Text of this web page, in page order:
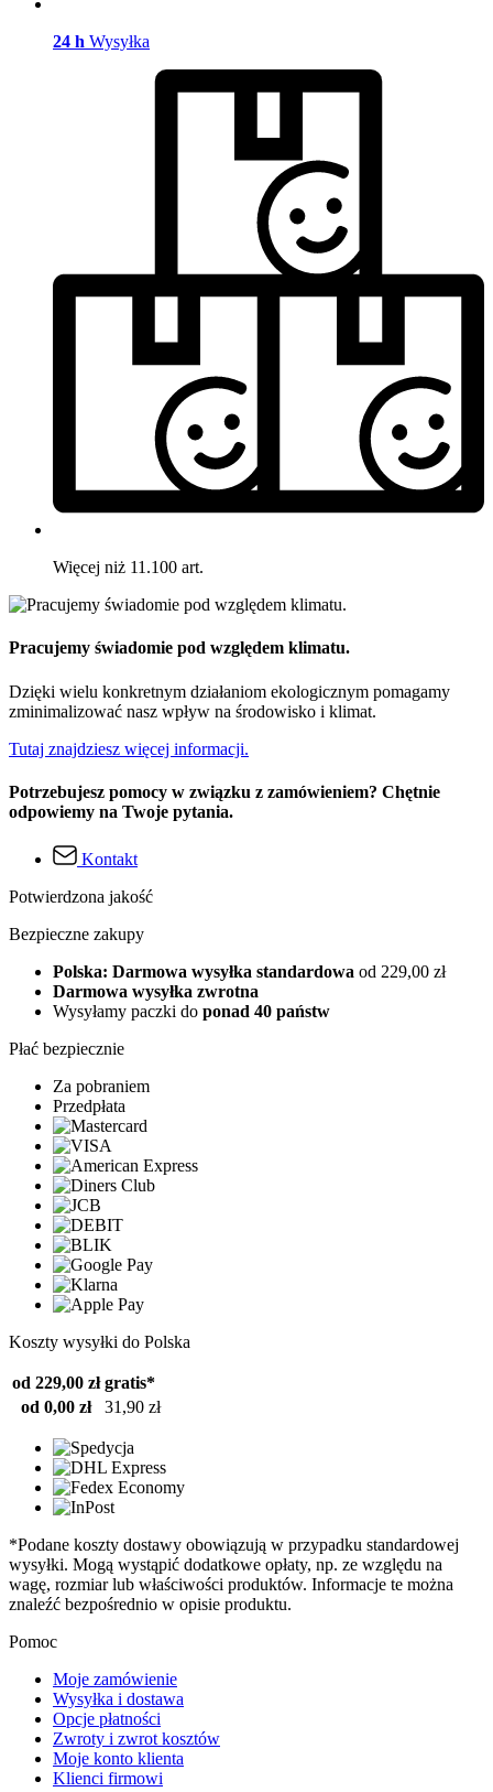
24 h Wysyłka
Więcej niż 11.100 art.
Pracujemy świadomie pod względem klimatu.
Dzięki wielu konkretnym działaniom ekologicznym pomagamy
zminimalizować nasz wpływ na środowisko i klimat.
Tutaj znajdziesz więcej informacji.
Potrzebujesz pomocy w związku z zamówieniem? Chętnie
odpowiemy na Twoje pytania.
Kontakt
Potwierdzona jakość
Bezpieczne zakupy
Polska: Darmowa wysyłka standardowa od 229,00 zł
Darmowa wysyłka zwrotna
Wysyłamy paczki do ponad 40 państw
Płać bezpiecznie
Za pobraniem
Przedpłata
Koszty wysyłki do Polska
od 229,00 zł gratis*
od 0,00 zł
31,90 zł
*Podane koszty dostawy obowiązują w przypadku standardowej
wysyłki. Mogą wystąpić dodatkowe opłaty, np. ze względu na
wagę, rozmiar lub właściwości produktów. Informacje te można
znaleźć bezpośrednio w opisie produktu.
Pomoc
Moje zamówienie
Wysyłka i dostawa
Opcje płatności
Zwroty i zwrot kosztów
Moje konto klienta
Klienci firmowi